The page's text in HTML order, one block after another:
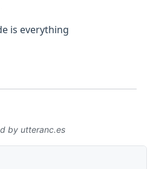
is everything